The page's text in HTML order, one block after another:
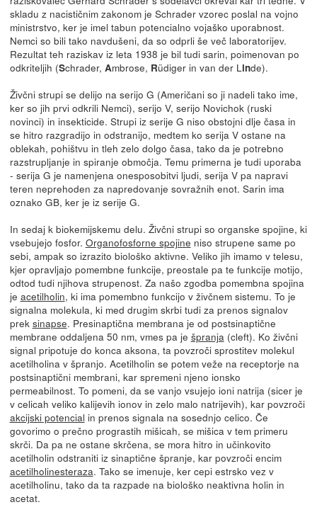
skladu z nacističnim zakonom je Schrader vzorec poslal na vojno
ministrstvo, ker je imel tabun potencialno vojaško uporabnost.
Nemci so bili tako navdušeni, da so odprli še več laboratorijev.
Rezultat teh raziskav iz leta 1938 je bil tudi sarin, poimenovan po
odkriteljih (Schrader, Ambrose, Rüdiger in van der L inde).
Živčni strupi se delijo na serijo G (Američani so ji nadeli tako ime,
ker so jih prvi odkrili Nemci), serijo V, serijo Novichok (ruski
novinci) in insekticide. Strupi iz serije G niso obstojni dlje časa in
se hitro razgradijo in odstranijo, medtem ko serija V ostane na
oblekah, pohištvu in tleh zelo dolgo časa, tako da je potrebno
razstrupljanje in spiranje območja. Temu primerna je tudi uporaba
- serija G je namenjena onesposobitvi ljudi, serija V pa napravi
teren neprehoden za napredovanje sovražnih enot. Sarin ima
oznako GB, ker je iz serije G.
In sedaj k biokemijskemu delu. Živčni strupi so organske spojine, ki
vsebujejo fosfor. Organofosforne spojine niso strupene same po
sebi, ampak so izrazito biološko aktivne. Veliko jih imamo v telesu,
kjer opravljajo pomembne funkcije, preostale pa te funkcije motijo,
odtod tudi njihova strupenost. Za našo zgodba pomembna spojina
je acetilholin, ki ima pomembno funkcijo v živčnem sistemu. To je
signalna molekula, ki med drugim skrbi tudi za prenos signalov
prek sinapse. Presinaptična membrana je od postsinaptične
membrane oddaljena 50 nm, vmes pa je špranja (cleft). Ko živčni
signal pripotuje do konca aksona, ta povzroči sprostitev molekul
acetilholina v špranjo. Acetilholin se potem veže na receptorje na
postsinaptični membrani, kar spremeni njeno ionsko
permeabilnost. To pomeni, da se vanjo vsujejo ioni natrija (sicer je
v celicah veliko kalijevih ionov in zelo malo natrijevih), kar povzroči
akcijski potencial in prenos signala na sosednjo celico. Če
govorimo o prečno prograstih mišicah, se mišica v tem primeru
skrči. Da pa ne ostane skrčena, se mora hitro in učinkovito
acetilholin odstraniti iz sinaptične špranje, kar povzroči encim
acetilholinesteraza. Tako se imenuje, ker cepi estrsko vez v
acetilholinu, tako da ta razpade na biološko neaktivna holin in
acetat.